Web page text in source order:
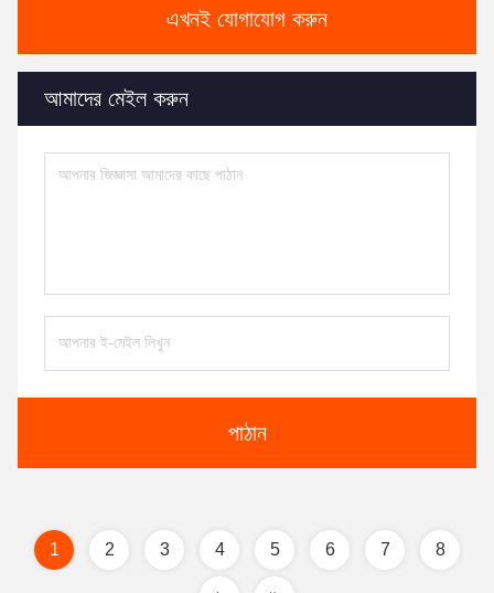
এখনই যোগাযোগ করুন
আমাদের মেইল করুন
পাঠান
1 2 3 4 5 6 7 8